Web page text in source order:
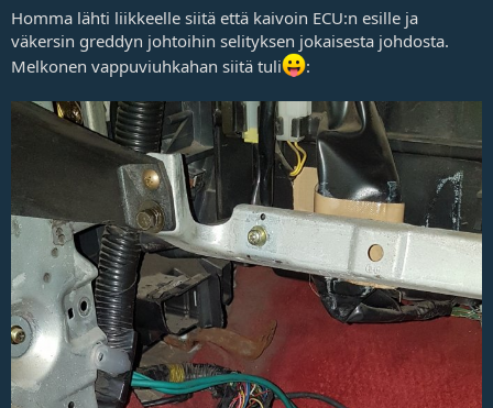
Homma lähti liikkeelle siitä että kaivoin ECU:n esille ja
väkersin greddyn johtoihin selityksen jokaisesta johdosta.
Melkonen vappuviuhkahan siitä tuli
: